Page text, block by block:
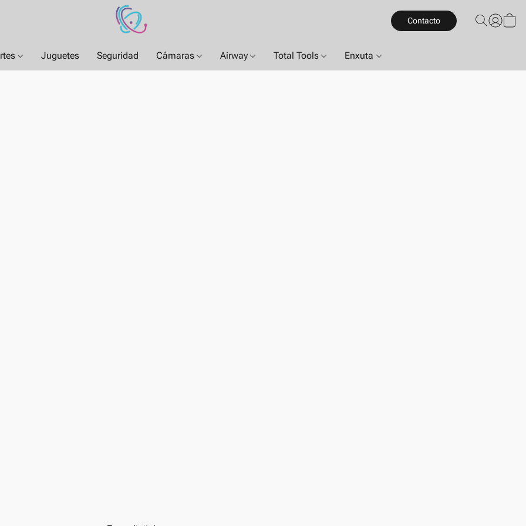
Contacto
Juguetes Seguridad Cámaras Airway Total Tools Enxuta